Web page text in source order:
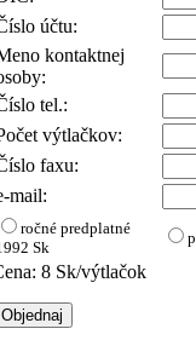
účtu:
kontaktnej
tel.:
výtlačkov:
faxu:
mail:
ročné predplatné
Sk
8 Sk/výtlačok